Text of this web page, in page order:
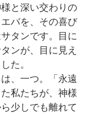
と深い交わりの
バを、その喜び
タンです。目に
ンが、目に見え
た。
、一つ。「永遠
私たちが、神様
少しでも離れて